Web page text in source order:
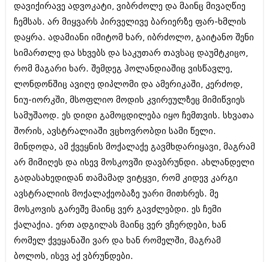
აგვისტო 2012 (268)
ივნისი 2012 (282)
მაისი 2012 (240)
აპრილი 2012 (294)
მარტი 2012 (259)
თებერვალი 2012 (376)
იანვარი 2012 (322)
ნოემბერი 2011 (471)
ოქტომბერი 2011 (754)
სექტემბერი 2011 (407)
აგვისტო 2011 (249)
ივლისი 2011 (400)
ივნისი 2011 (438)
აპრილი 2011 (294)
მარტი 2011 (654)
თებერვალი 2011 (329)
იანვარი 2011 (647)
(157)
დეკემბერი 2010 (881)
ნოემბერი 2010 (422)
დავიქირავე ადვოკატი, ვიბრძოლე და მაინც მივაღწიე
ჩემსას. არ მიყვარს პირველივე ბარიერზე ფარ-ხმლის
დაყრა. ადამიანი იმიტომ ხარ, იბრძოლო, გაიტანო შენი
სიმართლე და სხვებს და საკუთარ თავსაც დაუმტკიცო,
რომ მაგარი ხარ. შემდეგ ჰოლანდიაშიც ვისწავლე,
ლონდონშიც ავიღე დიპლომი და ამერიკაში, კერძოდ,
ნიუ-იორკში, მსოფლიო მოდის კვირეულზეც მიმიწვიეს
სამუშაოდ. ეს დიდი გამოცდილება იყო ჩემთვის. სხვათა
შორის, ავსტრალიაში ვცხოვრობდი სამი წელი.
მინდოდა, ამ ქვეყნის მოქალაქე გავმხდარიყავი, მაგრამ
არ მიმიღეს და ისევ მოსკოვში დავბრუნდი. ახლანდელი
გადასახედიდან თამამად ვიტყვი, რომ კიდევ კარგი
ავსტრალიის მოქალაქეობაზე უარი მითხრეს. მე
მოსკოვის გარეშე მაინც ვერ გავძლებდი. ეს ჩემი
ქალაქია. ერთ ადგილას მაინც ვერ ვჩერდები, ხან
რომელ ქვეყანაში ვარ და ხან რომელში, მაგრამ
ბოლოს, ისევ აქ ვბრუნდები.